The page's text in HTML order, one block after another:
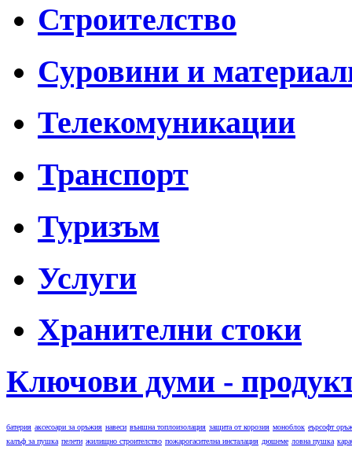
Строителство
Суровини и
Телекомуникации
Транспорт
Туризъм
Услуги
Хранителни стоки
Ключови думи -
батерия аксесоари за оръжия навеси външна топлоизолация защита от корозия моноблок еърсофт
калъф за пушка пелети жилищно строителство пожарогасителна инсталация дюшеме ловна пушка